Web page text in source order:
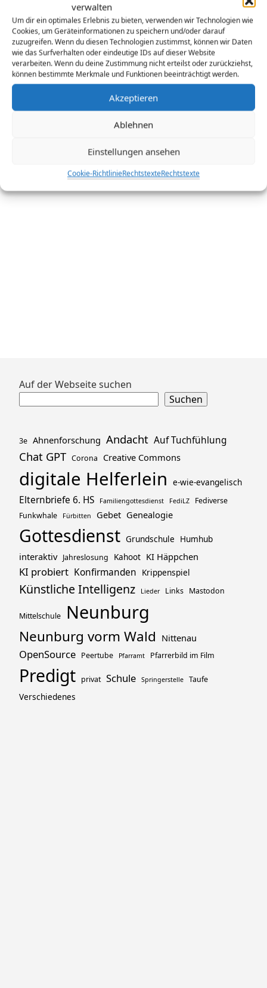
verwalten
Um dir ein optimales Erlebnis zu bieten, verwenden wir Technologien wie
Cookies, um Geräteinformationen zu speichern und/oder darauf
zuzugreifen. Wenn du diesen Technologien zustimmst, können wir Daten
wie das Surfverhalten oder eindeutige IDs auf dieser Website
verarbeiten. Wenn du deine Zustimmung nicht erteilst oder zurückziehst,
können bestimmte Merkmale und Funktionen beeinträchtigt werden.
Akzeptieren
Ablehnen
Einstellungen ansehen
Cookie-RichtlinieRechtstexteRechtstexte
Schule
Schlagwörter:
digitale Helferlein
Beitragsnavigation
Sommerpause…
Linkhinweis: digitale-relitanten und relichat
Zum
Auf der Webseite suchen
Suchen
3e Ahnenforschung Andacht Auf Tuchfühlung
Chat GPT Corona Creative Commons
digitale Helferlein e-wie-evangelisch
Elternbriefe 6. HS Familiengottesdienst FediLZ
Fediverse
Funkwhale
Fürbitten Gebet Genealogie
Gottesdienst Grundschule Humhub
interaktiv Jahreslosung Kahoot KI Häppchen
KI probiert Konfirmanden Krippenspiel
Künstliche Intelligenz Lieder Links Mastodon
Mittelschule Neunburg
Neunburg vorm Wald Nittenau
OpenSource Peertube Pfarramt Pfarrerbild im Film
Predigt privat Schule Springerstelle Taufe
Verschiedenes